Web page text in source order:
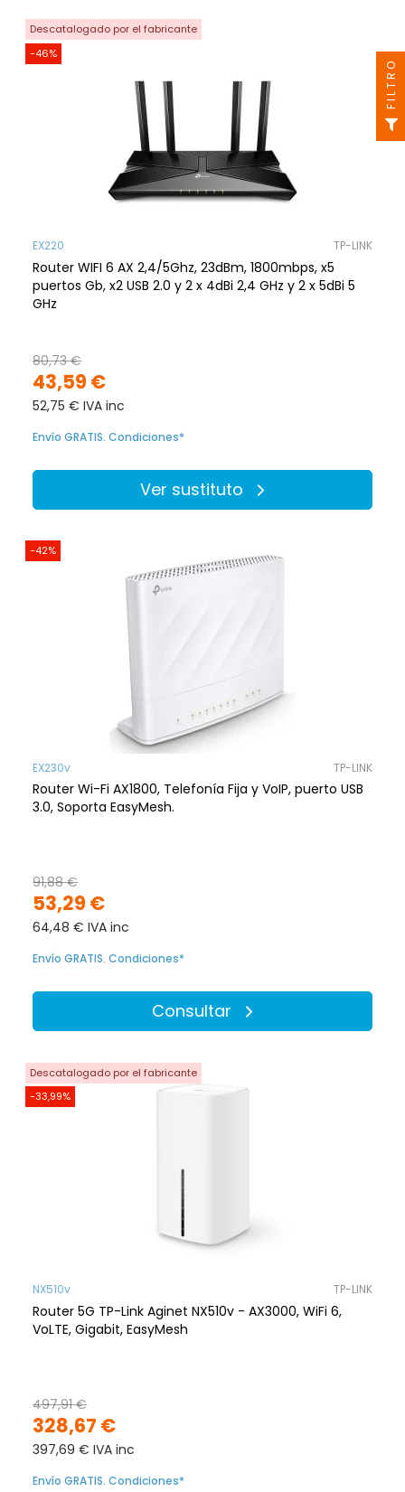
Descatalogado por el fabricante
-46%
EX220 TP-LINK
Router WIFI 6 AX 2,4/5Ghz, 23dBm, 1800mbps, x5
puertos Gb, x2 USB 2.0 y 2 x 4dBi 2,4 GHz y 2 x 5dBi 5
GHz
43,59 €
80,73 €
52,75 € IVA inc
Envío GRATIS. Condiciones*
Ver sustituto
-42%
EX230v TP-LINK
Router Wi-Fi AX1800, Telefonía Fija y VoIP, puerto USB
3.0, Soporta EasyMesh.
53,29 €
91,88 €
64,48 € IVA inc
Envío GRATIS. Condiciones*
Consultar
Descatalogado por el fabricante
-33,99%
NX510v TP-LINK
Router 5G TP-Link Aginet NX510v - AX3000, WiFi 6,
VoLTE, Gigabit, EasyMesh
328,67 €
497,91 €
397,69 € IVA inc
Envío GRATIS. Condiciones*
FILTRO